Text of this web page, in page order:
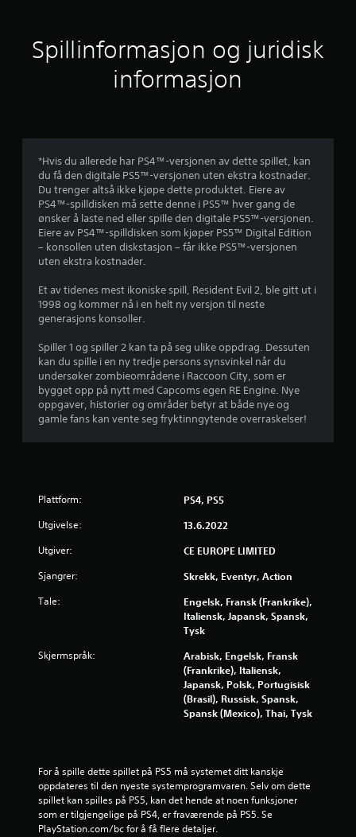
t
i
g
u
r
r
n
g
s
t
e
r
n
r
a
Spillinformasjon og juridisk
informasjon
*Hvis du allerede har PS4™-versjonen av dette spillet, kan
du få den digitale PS5™-versjonen uten ekstra kostnader.
Du trenger altså ikke kjøpe dette produktet. Eiere av
PS4™-spilldisken må sette denne i PS5™ hver gang de
ønsker å laste ned eller spille den digitale PS5™-versjonen.
Eiere av PS4™-spilldisken som kjøper PS5™ Digital Edition
– konsollen uten diskstasjon – får ikke PS5™-versjonen
uten ekstra kostnader.
Et av tidenes mest ikoniske spill, Resident Evil 2, ble gitt ut i
1998 og kommer nå i en helt ny versjon til neste
generasjons konsoller.
Spiller 1 og spiller 2 kan ta på seg ulike oppdrag. Dessuten
kan du spille i en ny tredje persons synsvinkel når du
undersøker zombieområdene i Raccoon City, som er
bygget opp på nytt med Capcoms egen RE Engine. Nye
oppgaver, historier og områder betyr at både nye og
gamle fans kan vente seg fryktinngytende overraskelser!
Plattform: PS4, PS5
Utgivelse: 13.6.2022
Utgiver: CE EUROPE LIMITED
Sjangrer: Skrekk, Eventyr, Action
Tale:
Engelsk, Fransk (Frankrike),
Italiensk, Japansk, Spansk,
Tysk
Skjermspråk:
Arabisk, Engelsk, Fransk
(Frankrike), Italiensk,
Japansk, Polsk, Portugisisk
(Brasil), Russisk, Spansk,
Spansk (Mexico), Thai, Tysk
For å spille dette spillet på PS5 må systemet ditt kanskje
oppdateres til den nyeste systemprogramvaren. Selv om dette
spillet kan spilles på PS5, kan det hende at noen funksjoner
som er tilgjengelige på PS4, er fraværende på PS5. Se
PlayStation.com/bc for å få flere detaljer.